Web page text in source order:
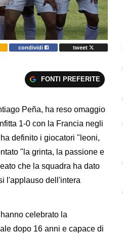
condividi tweet
FONTI PREFERITE
Peña, ha reso omaggio
1-0 con la Francia negli
definito i giocatori "leoni,
"la grinta, la passione e
che la squadra ha dato
l'applauso dell'intera
celebrato la
dopo 16 anni e capace di